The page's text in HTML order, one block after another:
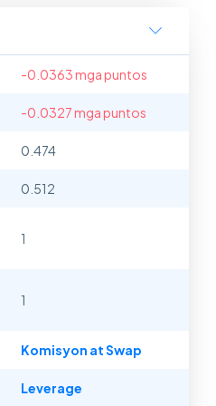
-0.0363 mga puntos
-0.0327 mga puntos
0.474
0.512
1
1
Komisyon at Swap
Leverage